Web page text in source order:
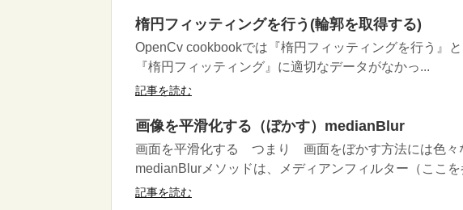
楕円フィッティングを行う(輪郭を取得する)
OpenCv cookbookでは『楕円フィッティングを行う』
『楕円フィッティング』に適切なデータがなかっ...
記事を読む
画像を平滑化する（ぼかす）medianBlur
画面を平滑化する つまり 画面をぼかす方法には色々
medianBlurメソッドは、メディアンフィルター（ここを
記事を読む